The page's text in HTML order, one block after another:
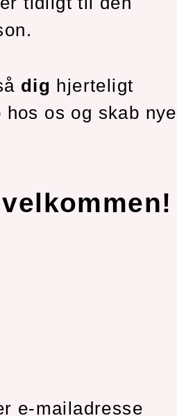
dig hjerteligt
os og skab nye
e-mailadresse